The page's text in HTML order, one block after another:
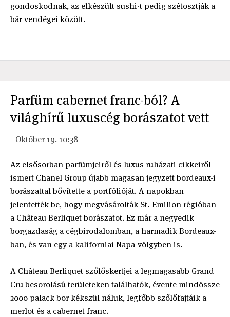
gondoskodnak, az elkészült sushi-t pedig szétosztják a
bár vendégei között.
Parfüm cabernet franc-ból? A
világhírű luxuscég borászatot vett
Október 19. 10:38
Az elsősorban parfümjeiről és luxus ruházati cikkeiről
ismert Chanel Group újabb magasan jegyzett bordeaux-i
borászattal bővítette a portfólióját. A napokban
jelentették be, hogy megvásárolták St.-Emilion régióban
a Château Berliquet borászatot. Ez már a negyedik
borgazdaság a cégbirodalomban, a harmadik Bordeaux-
ban, és van egy a kaliforniai Napa-völgyben is.
A Château Berliquet szőlőskertjei a legmagasabb Grand
Cru besorolású területeken találhatók, évente mindössze
2000 palack bor kékszül náluk, legfőbb szőlőfajtáik a
merlot és a cabernet franc.